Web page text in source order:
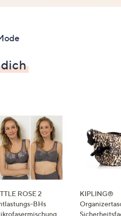
ROSE 2
BHs
KIPLING®